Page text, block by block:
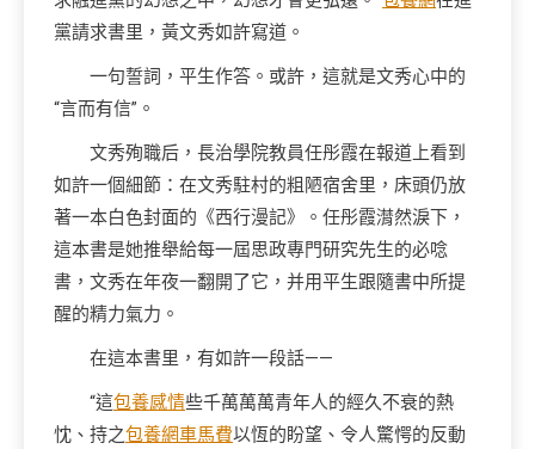
黨請求書里，黃文秀如許寫道。
一句誓詞，平生作答。或許，這就是文秀心中的
“言而有信”。
文秀殉職后，長治學院教員任彤霞在報道上看到
如許一個細節：在文秀駐村的粗陋宿舍里，床頭仍放
著一本白色封面的《西行漫記》。任彤霞潸然淚下，
這本書是她推舉給每一屆思政專門研究先生的必唸
書，文秀在年夜一翻開了它，并用平生跟隨書中所提
醒的精力氣力。
在這本書里，有如許一段話——
“這包養感情些千萬萬萬青年人的經久不衰的熱
忱、持之包養網車馬費以恆的盼望、令人驚愕的反動